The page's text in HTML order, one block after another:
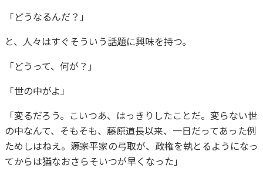
「どうなるんだ？」
と、人々はすぐそういう話題に興味を持つ。
「どうって、何が？」
「世の中がよ」
「変るだろう。こいつあ、はっきりしたことだ。変らない世
の中なんて、そもそも、藤原道長以来、一日だってあった例
ためしはねえ。――源家平家の弓取が、政権を執とるようになっ
てからは猶なおさらそいつが早くなった」